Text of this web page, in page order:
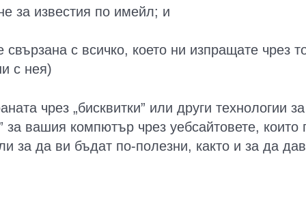
за известия по имейл; и
с всичко, което ни изпращате чрез
с нея)
чрез „бисквитки” или други технологии
за вашия компютър чрез уебсайтовете,
за да ви бъдат по-полезни, както и за да